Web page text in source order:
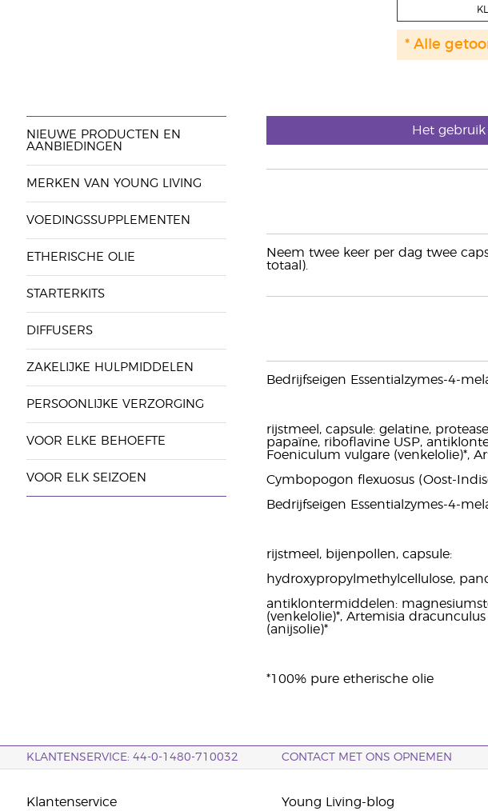
* Alle
NIEUWE PRODUCTEN EN
AANBIEDINGEN
MERKEN VAN YOUNG LIVING
VOEDINGSSUPPLEMENTEN
ETHERISCHE OLIE
STARTERKITS
DIFFUSERS
ZAKELIJKE HULPMIDDELEN
PERSOONLIJKE VERZORGING
VOOR ELKE BEHOEFTE
VOOR ELK SEIZOEN
Het gebruik
Neem twee keer per dag twee
totaal).
Bedrijfseigen Essentialzymes-4-
rijstmeel, capsule: gelatine,
papaïne, riboflavine USP,
Foeniculum vulgare (venkelolie)*,
Cymbopogon flexuosus (Oost-
Bedrijfseigen Essentialzymes-4-
rijstmeel, bijenpollen, capsule:
hydroxypropylmethylcellulose,
antiklontermiddelen:
(venkelolie)*, Artemisia
(anijsolie)*
*100% pure etherische olie
KLANTENSERVICE: 44-0-1480-710032 CONTACT MET ONS OPNEMEN
Klantenservice Young Living-blog